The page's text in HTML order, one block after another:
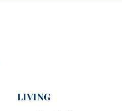
LIVING